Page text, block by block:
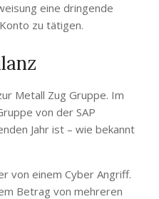
eine dringende
zu tätigen.
Metall Zug Gruppe. Im
von der SAP
Jahr ist – wie bekannt
von einem Cyber Angriff.
Betrag von mehreren